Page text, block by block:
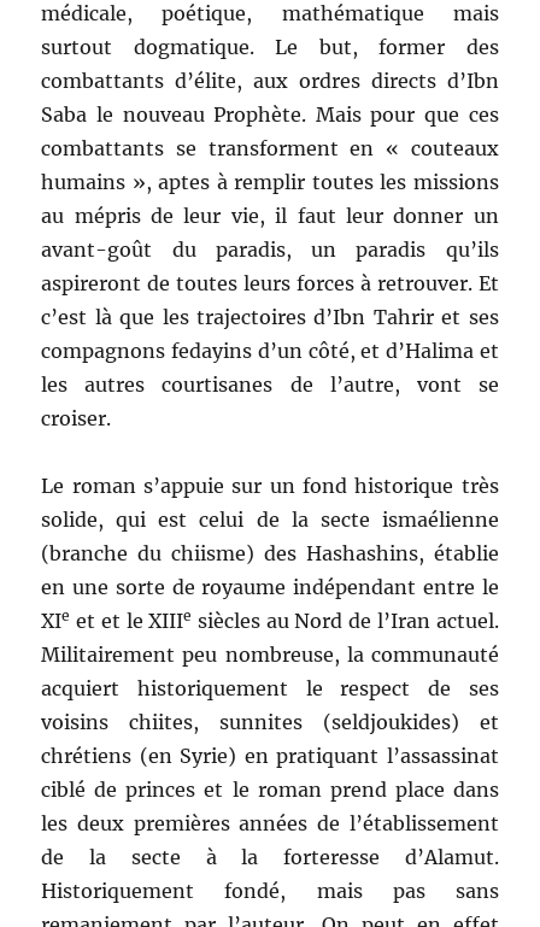
médicale, poétique, mathématique mais
surtout dogmatique. Le but, former des
combattants d’élite, aux ordres directs d’Ibn
Saba le nouveau Prophète. Mais pour que ces
combattants se transforment en « couteaux
humains », aptes à remplir toutes les missions
au mépris de leur vie, il faut leur donner un
avant-goût du paradis, un paradis qu’ils
aspireront de toutes leurs forces à retrouver. Et
c’est là que les trajectoires d’Ibn Tahrir et ses
compagnons fedayins d’un côté, et d’Halima et
les autres courtisanes de l’autre, vont se
croiser.
Le roman s’appuie sur un fond historique très
solide, qui est celui de la secte ismaélienne
(branche du chiisme) des Hashashins, établie
en une sorte de royaume indépendant entre le
XIe et et le XIIIe siècles au Nord de l’Iran actuel.
Militairement peu nombreuse, la communauté
acquiert historiquement le respect de ses
voisins chiites, sunnites (seldjoukides) et
chrétiens (en Syrie) en pratiquant l’assassinat
ciblé de princes et le roman prend place dans
les deux premières années de l’établissement
de la secte à la forteresse d’Alamut.
Historiquement fondé, mais pas sans